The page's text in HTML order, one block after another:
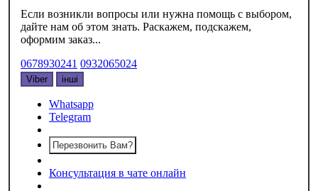
Если возникли вопросы или нужна помощь с выбором,
дайте нам об этом знать. Раскажем, подскажем,
оформим заказ...
0678930241 0932065024
Viber інші
Whatsapp
Telegram
Перезвонить Вам?
Консультация в чате онлайн